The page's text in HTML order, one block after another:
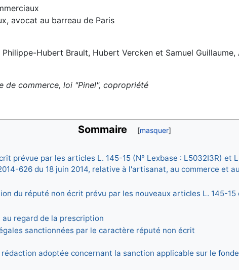
avocat au barreau de Paris
Hubert Brault, Hubert Vercken et Samuel
de commerce, loi "Pinel", copropriété
Sommaire
prévue par les articles L. 145-15 (N° Lexbase : L5032I3R) et
626 du 18 juin 2014, relative à l'artisanat, au commerce et
du réputé non écrit prévu par les nouveaux articles L. 145-15
regard de la prescription
sanctionnées par le caractère réputé non écrit
adoptée concernant la sanction applicable sur le